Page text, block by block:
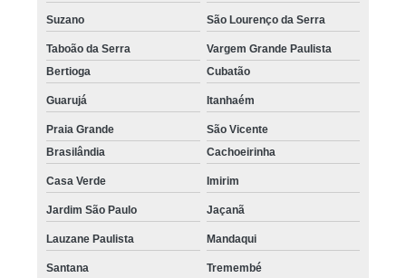
Suzano São Lourenço da Serra
Taboão da Serra
Vargem Grande Paulista
Bertioga
Cubatão
Guarujá Itanhaém
Praia Grande
São Vicente
Brasilândia
Cachoeirinha
Casa Verde Imirim
Jardim São Paulo Jaçanã
Lauzane Paulista Mandaqui
Santana Tremembé